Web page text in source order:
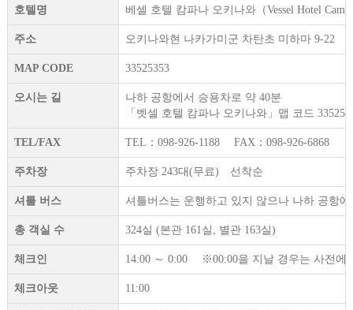
호텔명 베셀 호텔 캄파나 오키나와（Vessel Hotel
주소 오키나와현 나카가미군 차탄초 미하마 9-22
MAP CODE 33525353
오시는 길
나하 공항에서 승용차로 약 40분
「벳셀 호텔 캄파나 오키나와」맵 코드
TEL/FAX TEL：098-926-1188 FAX：098-926-6868
주차장 주차장 243대(무료) 선착순
셔틀 버스 셔틀버스는 운행하고 있지 않으나 나하 공항
총 객실 수 324실 (본관 161실, 별관 163실)
체크인 14:00 ～ 0:00 ※00:00을 지날 경우는 사전에
체크아웃 11:00